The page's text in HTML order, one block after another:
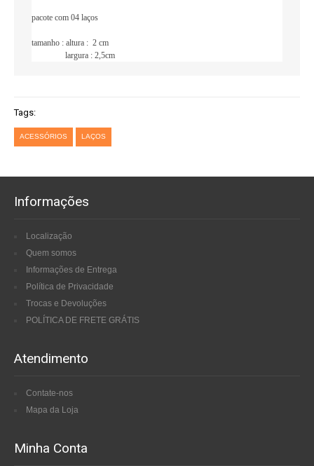
pacote com 04 laços
tamanho : altura : 2 cm
largura : 2,5cm
Tags:
ACESSÓRIOS LAÇOS
Informações
Localização
Quem somos
Informações de Entrega
Política de Privacidade
Trocas e Devoluções
POLÍTICA DE FRETE GRÁTIS
Atendimento
Contate-nos
Mapa da Loja
Minha Conta